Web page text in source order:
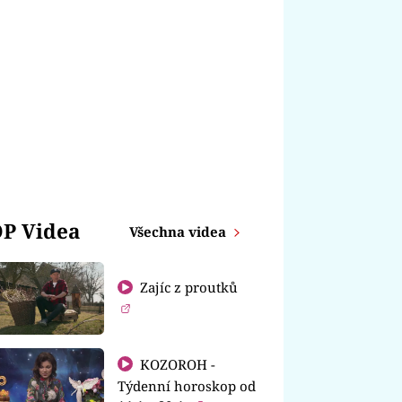
Videa Všechna videa
Zajíc z proutků
KOZOROH -
Týdenní horoskop od